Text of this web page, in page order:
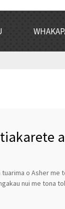
o Asher me
nui me tona